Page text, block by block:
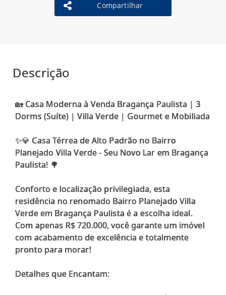
Compartilhar
Descrição
🏡 Casa Moderna à Venda Bragança Paulista | 3
Dorms (Suíte) | Villa Verde | Gourmet e Mobiliada
✨💎 Casa Térrea de Alto Padrão no Bairro
Planejado Villa Verde - Seu Novo Lar em Bragança
Paulista! 🌳
Conforto e localização privilegiada, esta
residência no renomado Bairro Planejado Villa
Verde em Bragança Paulista é a escolha ideal.
Com apenas R$ 720.000, você garante um imóvel
com acabamento de excelência e totalmente
pronto para morar!
Detalhes que Encantam: